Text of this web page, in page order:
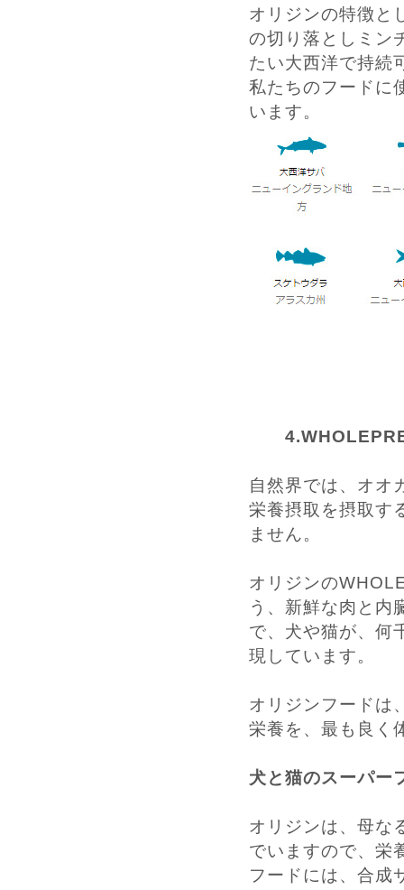
オリジンの特徴と
の切り落としミン
たい大西洋で持続
私たちのフードに
います。
自然界では、オオ
栄養摂取を摂取す
ません。
オリジンの
う、新鮮な肉と内
で、犬や猫が、何
現しています。
オリジンフードは
栄養を、最も良く
犬と猫のスーパー
オリジンは、母な
でいますので、栄
フードには、合成